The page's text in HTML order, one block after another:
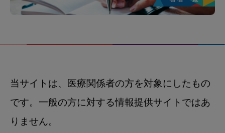
当サイトは、医療関係者の方を対象にしたもの
です。一般の方に対する情報提供サイトではあ
りません。